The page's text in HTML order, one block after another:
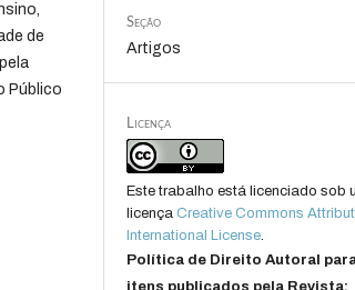
de
Público
Seção
Artigos
Licença
Este trabalho está licenciado sob
licençaCreative Commons
International License.
Política de Direito Autoral